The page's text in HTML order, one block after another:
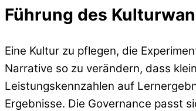
Führung des
Eine Kultur zu pflegen, die
Narrative so zu verändern, dass
Leistungskennzahlen auf
Ergebnisse. Die Governance passt